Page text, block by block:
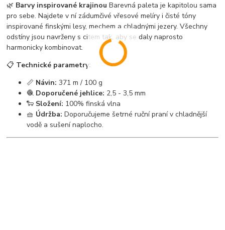
🌿 Barvy inspirované krajinou Barevná paleta je kapitolou sama
pro sebe. Najdete v ní zádumčivé vřesové melíry i čisté tóny
inspirované finskými lesy, mechem a chladnými jezery. Všechny
odstíny jsou navrženy s citem tak, aby se daly naprosto
harmonicky kombinovat.
📋 Technické parametry:
📏 Návin: 371 m / 100 g
🧶 Doporučené jehlice: 2,5 - 3,5 mm
🐑 Složení: 100% finská vlna
🧺 Údržba: Doporučujeme šetrné ruční praní v chladnější
vodě a sušení naplocho.